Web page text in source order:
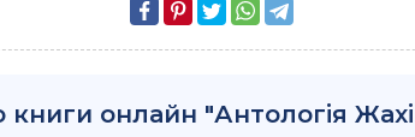
онлайн "Антологія